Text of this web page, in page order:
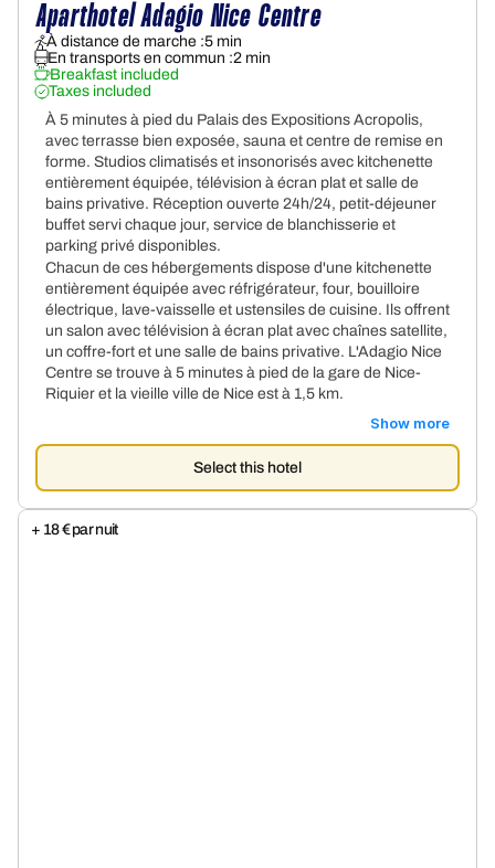
Aparthotel Adagio Nice Centre
Breakfast included
Taxes included
À distance de marche :5 min
En transports en commun :2 min
Select this hotel
À 5 minutes à pied du Palais des Expositions Acropolis,
avec terrasse bien exposée, sauna et centre de remise en
forme. Studios climatisés et insonorisés avec kitchenette
entièrement équipée, télévision à écran plat et salle de
bains privative. Réception ouverte 24h/24, petit-déjeuner
buffet servi chaque jour, service de blanchisserie et
parking privé disponibles.
Chacun de ces hébergements dispose d'une kitchenette
entièrement équipée avec réfrigérateur, four, bouilloire
électrique, lave-vaisselle et ustensiles de cuisine. Ils offrent
un salon avec télévision à écran plat avec chaînes satellite,
un coffre-fort et une salle de bains privative. L'Adagio Nice
Centre se trouve à 5 minutes à pied de la gare de Nice-
Riquier et la vieille ville de Nice est à 1,5 km.
Show more
+ 18 € par nuit